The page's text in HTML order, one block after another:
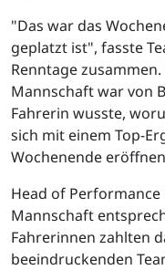
"Das war das
geplatzt ist", fasste
Renntage
Mannschaft war von
Fahrerin wusste,
sich mit einem Top-
Wochenende
Head of Performance
Mannschaft
Fahrerinnen zahlten
beeindruckenden